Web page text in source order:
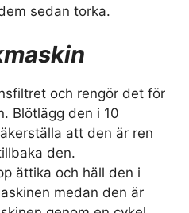
sedan torka.
och rengör det för
Blötlägg den i 10
att den är ren
den.
ättika och häll den i
medan den är